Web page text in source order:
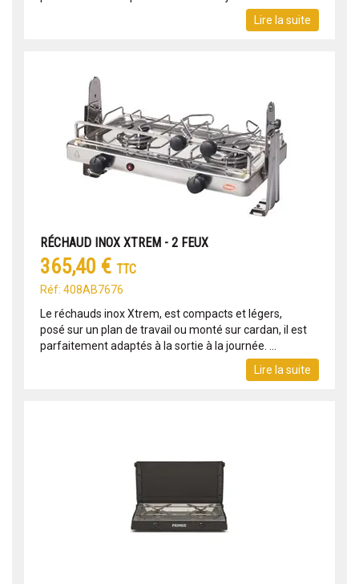
Lire la suite
RÉCHAUD INOX XTREM - 2 FEUX
365,40 € TTC
Réf: 408AB7676
Le réchauds inox Xtrem, est compacts et légers,
posé sur un plan de travail ou monté sur cardan, il est
parfaitement adaptés à la sortie à la journée. ...
Lire la suite